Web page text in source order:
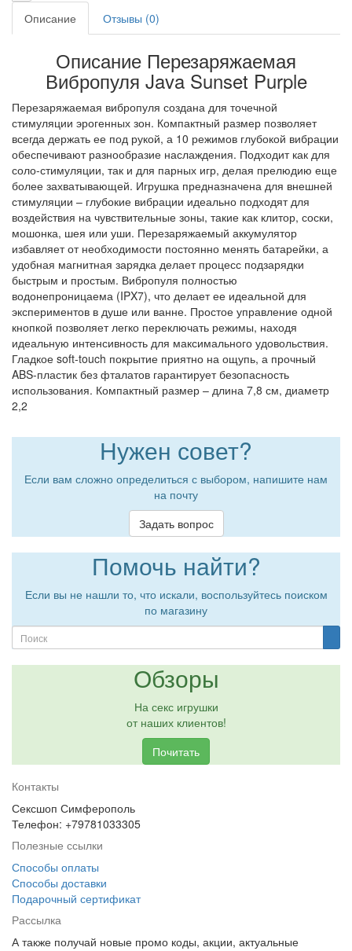
Описание Отзывы (0)
Описание Перезаряжаемая
Вибропуля Java Sunset Purple
Перезаряжаемая вибропуля создана для точечной
стимуляции эрогенных зон. Компактный размер позволяет
всегда держать ее под рукой, а 10 режимов глубокой вибрации
обеспечивают разнообразие наслаждения. Подходит как для
соло-стимуляции, так и для парных игр, делая прелюдию еще
более захватывающей. Игрушка предназначена для внешней
стимуляции – глубокие вибрации идеально подходят для
воздействия на чувствительные зоны, такие как клитор, соски,
мошонка, шея или уши. Перезаряжаемый аккумулятор
избавляет от необходимости постоянно менять батарейки, а
удобная магнитная зарядка делает процесс подзарядки
быстрым и простым. Вибропуля полностью
водонепроницаема (IPX7), что делает ее идеальной для
экспериментов в душе или ванне. Простое управление одной
кнопкой позволяет легко переключать режимы, находя
идеальную интенсивность для максимального удовольствия.
Гладкое soft-touch покрытие приятно на ощупь, а прочный
ABS-пластик без фталатов гарантирует безопасность
использования. Компактный размер – длина 7,8 см, диаметр
2,2
Нужен совет?
Если вам сложно определиться с выбором, напишите нам
на почту
Задать вопрос
Помочь найти?
Если вы не нашли то, что искали, воспользуйтесь поиском
по магазину
Обзоры
На секс игрушки
от наших клиентов!
Почитать
Контакты
Сексшоп Симферополь
Телефон: +79781033305
Полезные ссылки
Способы оплаты
Способы доставки
Подарочный сертификат
Рассылка
А также получай новые промо коды, акции, актуальные